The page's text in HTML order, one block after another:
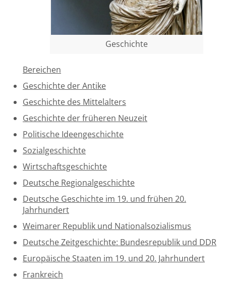
Aktuelles
Buchbinderei und Restauration
Glossar und Bibliographien
Warenkorb
Kontakt
Newsletter
Geschichte
Bereichen
Geschichte der Antike
Geschichte des Mittelalters
Geschichte der früheren Neuzeit
Politische Ideengeschichte
Sozialgeschichte
Wirtschaftsgeschichte
Deutsche Regionalgeschichte
Deutsche Geschichte im 19. und frühen 20.
Jahrhundert
Weimarer Republik und Nationalsozialismus
Deutsche Zeitgeschichte: Bundesrepublik und DDR
Europäische Staaten im 19. und 20. Jahrhundert
Frankreich